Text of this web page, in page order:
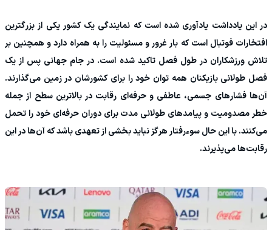
در این یادداشت یادآوری شده است که نمایندگی یک کشور یکی از بزرگترین
افتخارات فوتبال است که بار غرور و مسئولیت را به همراه دارد و همچنین بر
تلاش ورزشکاران در طول فصل تاکید شده است. در جام جهانی پس از یک
فصل طولانی بازیکنان همه توان خود را برای کشورشان در زمین می‌گذارند.
آن‌ها فشارهای جسمی، عاطفی و حرفه‌ای رقابت در بالاترین سطح از جمله
خطر مصدومیت و پیامدهای طولانی مدت برای دوران حرفه‌ای خود را تحمل
می‌کنند. با این حال سوءرفتار هرگز نباید بخشی از تعهدی باشد که آن‌ها در این
رقابت‌ها می‌پذیرند.